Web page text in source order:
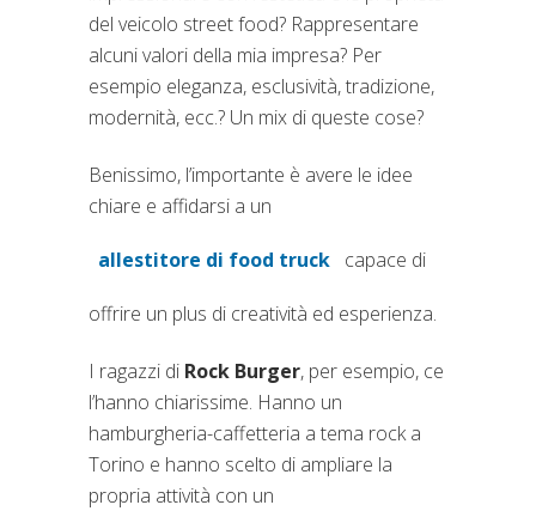
del veicolo street food? Rappresentare
alcuni valori della mia impresa? Per
esempio eleganza, esclusività, tradizione,
modernità, ecc.? Un mix di queste cose?
Benissimo, l’importante è avere le idee
chiare e affidarsi a un
allestitore di food truck
(si apre in una nuova scheda)
capace di
offrire un plus di creatività ed esperienza.
I ragazzi di Rock Burger, per esempio, ce
l’hanno chiarissime. Hanno un
hamburgheria-caffetteria a tema rock a
Torino e hanno scelto di ampliare la
propria attività con un